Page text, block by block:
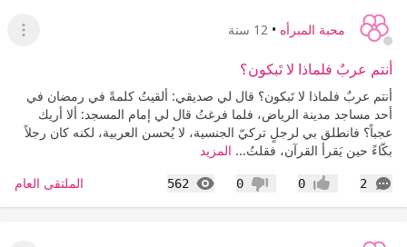
محبة المبرأه • 12 سنة
عرض
أنتم عربٌ فلماذا لا تَبكون؟
أنتم عربٌ فلماذا لا تَبكون؟ قال لي صديقي: ألقيتُ كلمةً في رمضان في
أحد مساجد مدينة الرياض، فلما فرغتُ قال لي إمام المسجد: ألا أريك
عجباً؟ فانطلق بي لرجلٍ تركيّ الجنسية، لا يُحسن العربية، لكنه كان رجلاً
بكّاءً حين يَقرأ القرآن، فقلتُ... المزيد
2
التعليقات إعجاب0 عدم إعجاب
0
562
المشاهدات الملتقى العام